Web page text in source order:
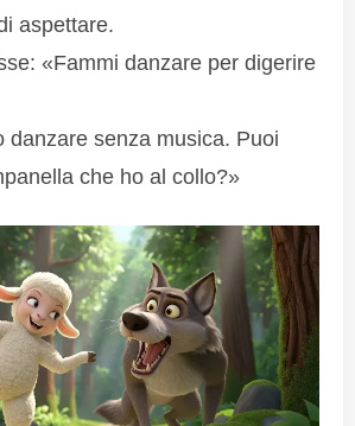
aspettare.
«Fammi danzare per digerire
danzare senza musica. Puoi
che ho al collo?»